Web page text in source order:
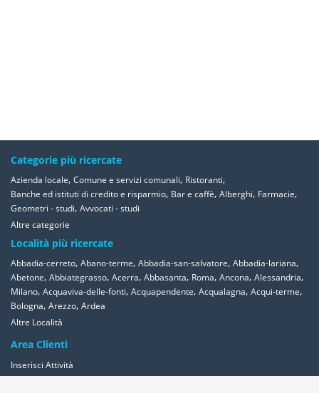
Categorie più ricercate
Azienda locale, Comune e servizi comunali, Ristoranti,
Banche ed istituti di credito e risparmio, Bar e caffè, Alberghi, Farmacie,
Geometri - studi, Avvocati - studi
Altre categorie
Località più ricercate
Abbadia-cerreto, Abano-terme, Abbadia-san-salvatore, Abbadia-lariana,
Abetone, Abbiategrasso, Acerra, Abbasanta, Roma, Ancona, Alessandria,
Milano, Acquaviva-delle-fonti, Acquapendente, Acqualagna, Acqui-terme,
Bologna, Arezzo, Ardea
Altre Località
Area Clienti
Inserisci Attività